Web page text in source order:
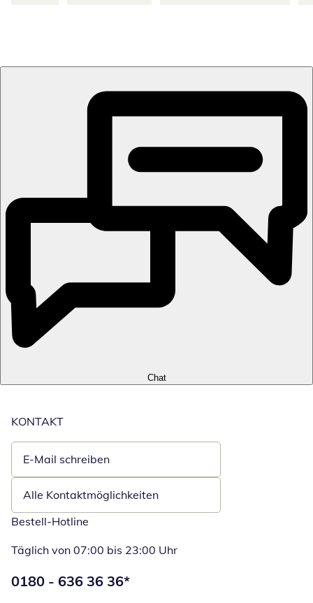
Chat
KONTAKT
E-Mail schreiben
Öffnet E-Mail-Client
Alle Kontaktmöglichkeiten
Bestell-Hotline
Täglich von 07:00 bis 23:00 Uhr
Telefonnummer:
0180 - 636 36 36*